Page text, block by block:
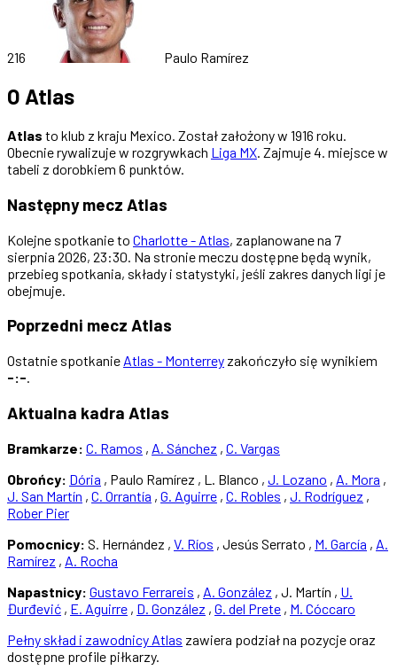
216 Paulo Ramírez
O Atlas
Atlas to klub z kraju Mexico. Został założony w 1916 roku.
Obecnie rywalizuje w rozgrywkach Liga MX. Zajmuje 4. miejsce w
tabeli z dorobkiem 6 punktów.
Następny mecz Atlas
Kolejne spotkanie to Charlotte - Atlas, zaplanowane na 7
sierpnia 2026, 23:30. Na stronie meczu dostępne będą wynik,
przebieg spotkania, składy i statystyki, jeśli zakres danych ligi je
obejmuje.
Poprzedni mecz Atlas
Ostatnie spotkanie Atlas - Monterrey zakończyło się wynikiem
-:-.
Aktualna kadra Atlas
Bramkarze: C. Ramos , A. Sánchez , C. Vargas
Obrońcy: Dória , Paulo Ramírez , L. Blanco , J. Lozano , A. Mora ,
J. San Martín , C. Orrantía , G. Aguirre , C. Robles , J. Rodríguez ,
Rober Pier
Pomocnicy: S. Hernández , V. Ríos , Jesús Serrato , M. García , A.
Ramírez , A. Rocha
Napastnicy: Gustavo Ferrareis , A. González , J. Martín , U.
Đurđević , E. Aguirre , D. González , G. del Prete , M. Cóccaro
Pełny skład i zawodnicy Atlas zawiera podział na pozycje oraz
dostępne profile piłkarzy.